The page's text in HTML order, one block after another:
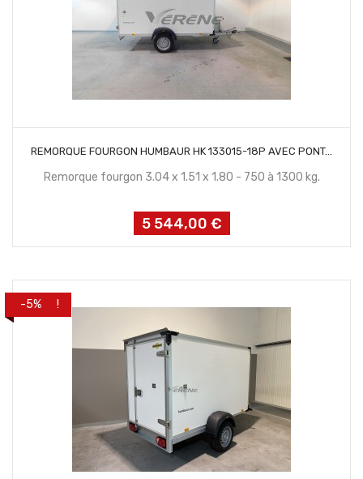
REMORQUE FOURGON HUMBAUR HK 133015-18P AVEC PONT...
Remorque fourgon 3.04 x 1.51 x 1.80 - 750 à 1300 kg.
Prix
5 544,00 €
PROMO !
-5%